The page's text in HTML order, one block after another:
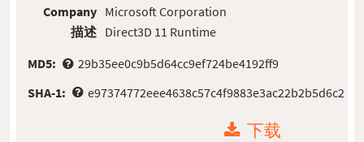
Company
描述
Microsoft Corporation
Direct3D 11 Runtime
MD5:
29b35ee0c9b5d64cc9ef724be4192ff9
SHA-1:
e97374772eee4638c57c4f9883e3ac22b2b5d6c2
下载